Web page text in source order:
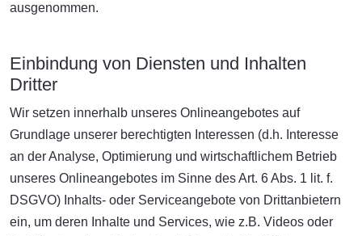
ausgenommen.
Einbindung von Diensten und Inhalten
Dritter
Wir setzen innerhalb unseres Onlineangebotes auf
Grundlage unserer berechtigten Interessen (d.h. Interesse
an der Analyse, Optimierung und wirtschaftlichem Betrieb
unseres Onlineangebotes im Sinne des Art. 6 Abs. 1 lit. f.
DSGVO) Inhalts- oder Serviceangebote von Drittanbietern
ein, um deren Inhalte und Services, wie z.B. Videos oder